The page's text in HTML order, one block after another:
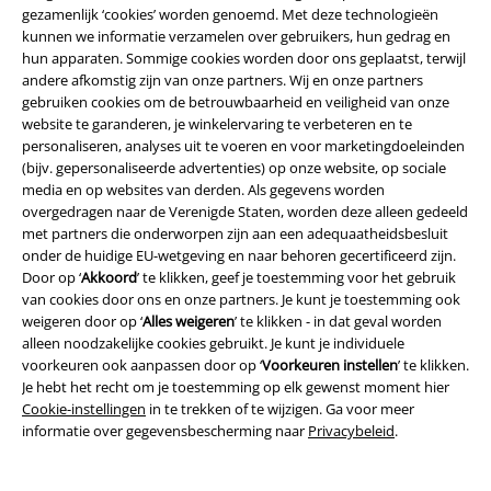
gezamenlijk ‘cookies’ worden genoemd. Met deze technologieën
kunnen we informatie verzamelen over gebruikers, hun gedrag en
hun apparaten. Sommige cookies worden door ons geplaatst, terwijl
andere afkomstig zijn van onze partners. Wij en onze partners
gebruiken cookies om de betrouwbaarheid en veiligheid van onze
website te garanderen, je winkelervaring te verbeteren en te
personaliseren, analyses uit te voeren en voor marketingdoeleinden
(bijv. gepersonaliseerde advertenties) op onze website, op sociale
media en op websites van derden. Als gegevens worden
overgedragen naar de Verenigde Staten, worden deze alleen gedeeld
met partners die onderworpen zijn aan een adequaatheidsbesluit
onder de huidige EU-wetgeving en naar behoren gecertificeerd zijn.
Door op ‘Akkoord’ te klikken, geef je toestemming voor het gebruik
van cookies door ons en onze partners. Je kunt je toestemming ook
weigeren door op ‘Alles weigeren’ te klikken - in dat geval worden
alleen noodzakelijke cookies gebruikt. Je kunt je individuele
voorkeuren ook aanpassen door op ‘Voorkeuren instellen’ te klikken.
Je hebt het recht om je toestemming op elk gewenst moment hier
Cookie-instellingen in te trekken of te wijzigen. Ga voor meer
informatie over gegevensbescherming naar Privacybeleid.
openstaande bedragen tot € 2.500,=; 10% over de daaropvolgende €
2.500,= en 5% over de volgende € 5.000,= met een minimum van € 40,=.
De ondernemer kan ten voordele van de consument afwijken van
genoemde bedragen en percentages.
5. In het geval van aankoop op rekening, via automatische incasso of via
directe overschrijving, dragen wij de aanvraag over aan Klarna Bank AB
(publ), Sveavägen 46, 111 34 Stockholm, Zweden. De betaling wordt
gedaan aan Klarna. Betaling per factuur vereist een positieve
kredietcontrole. In dit geval zullen wij jouw gegevens aan Klarna
doorgeven ten behoeve van adres- en kredietcontroles in het kader van
het in gang zetten van de aankoop en de afwikkeling van het
koopcontract. Wij vragen je begrip voor het feit dat wij je alleen op basis
van de resultaten van de kredietcontrole deze betaalmethoden kunnen
aanbieden. Meer informatie en de gebruiksvoorwaarden van Klarna
vind je hier. Algemene informatie over Klarna vind je hier. Je persoonlijke
gegevens worden door Klarna verwerkt. Persoonlijke gegevens worden
door Klarna behandeld in overeenstemming met de toepasselijke
gegevensbeschermingsvoorschriften en metKlarna's eigen
gegevensbeschermingsvoorschriften.